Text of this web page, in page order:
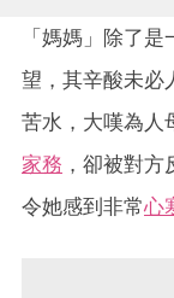
「媽媽」除了
望，其辛酸未必
苦水，大嘆為人
家務 ，卻被對
令她感到非常心